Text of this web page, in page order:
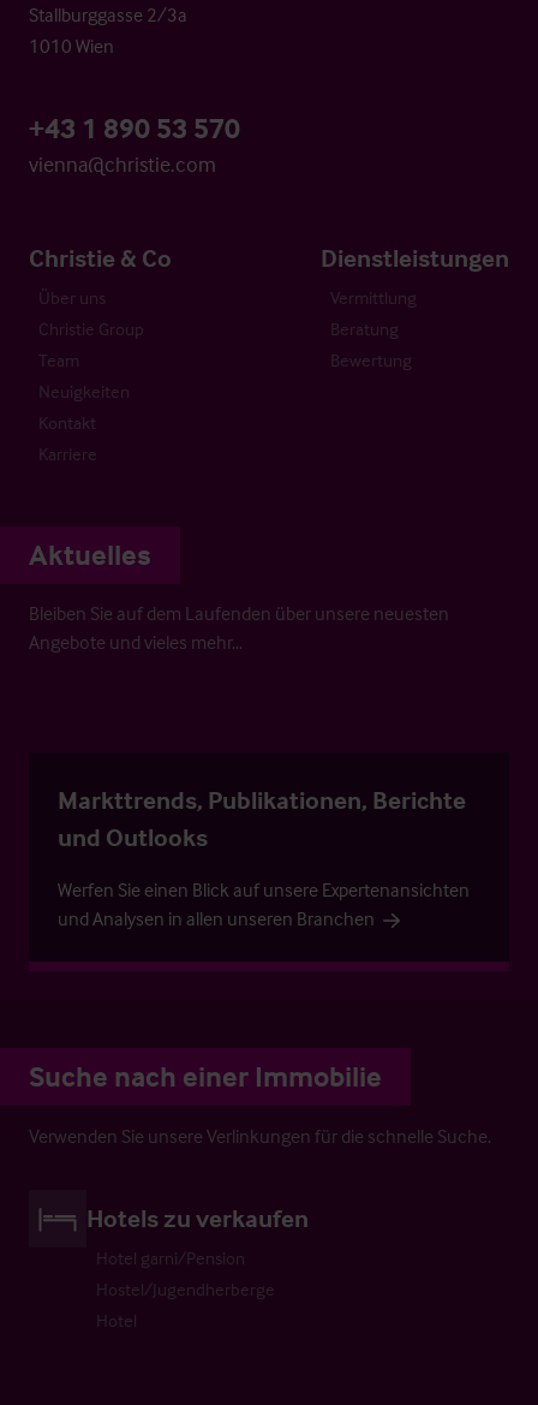
Stallburggasse 2/3a
1010 Wien
+43 1 890 53 570
vienna@christie.com
Christie & Co
Über uns
Christie Group
Team
Neuigkeiten
Kontakt
Karriere
Dienstleistungen
Vermittlung
Beratung
Bewertung
Aktuelles
Bleiben Sie auf dem Laufenden über unsere neuesten
Angebote und vieles mehr…
Markttrends, Publikationen, Berichte
und Outlooks
Werfen Sie einen Blick auf unsere Expertenansichten
und Analysen in allen unseren Branchen
Suche nach einer Immobilie
Verwenden Sie unsere Verlinkungen für die schnelle Suche.
Hotels zu verkaufen
Hotel garni/Pension
Hostel/Jugendherberge
Hotel